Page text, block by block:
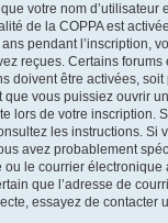
votre nom d’utilisateur
de la COPPA est
pendant l’inscription,
reçues. Certains
doivent être activées,
que vous puissiez ouvrir
lors de votre inscription.
les instructions. Si
avez probablement
le courrier électronique
que l’adresse de
essayez de contacter